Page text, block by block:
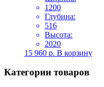
1200
Глубина:
516
Высота:
2020
15 960 р. В корзину
Категории товаров